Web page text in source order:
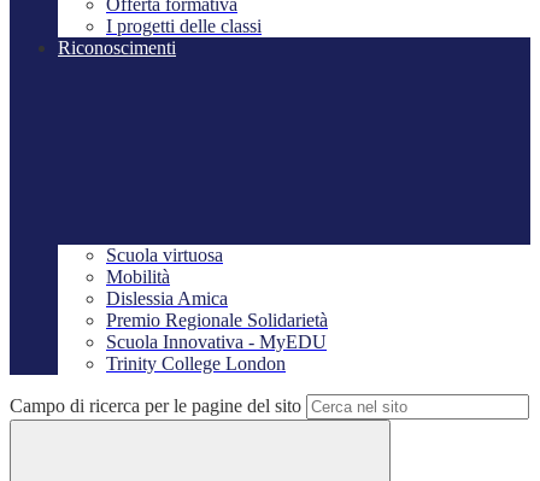
Offerta formativa
I progetti delle classi
Riconoscimenti
Scuola virtuosa
Mobilità
Dislessia Amica
Premio Regionale Solidarietà
Scuola Innovativa - MyEDU
Trinity College London
Campo di ricerca per le pagine del sito